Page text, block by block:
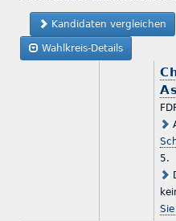
Kandidaten vergleichen
Wahlkreis-Details
5.